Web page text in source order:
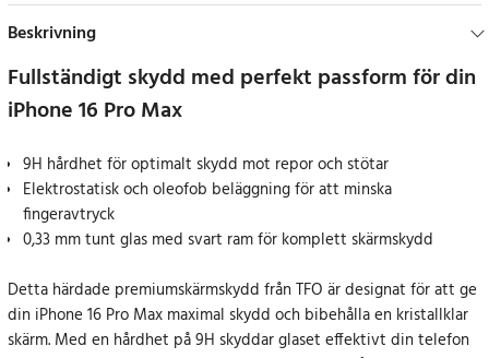
Beskrivning
Fullständigt skydd med perfekt passform för din
iPhone 16 Pro Max
9H hårdhet för optimalt skydd mot repor och stötar
Elektrostatisk och oleofob beläggning för att minska
fingeravtryck
0,33 mm tunt glas med svart ram för komplett skärmskydd
Detta härdade premiumskärmskydd från TFO är designat för att ge
din iPhone 16 Pro Max maximal skydd och bibehålla en kristallklar
skärm. Med en hårdhet på 9H skyddar glaset effektivt din telefon